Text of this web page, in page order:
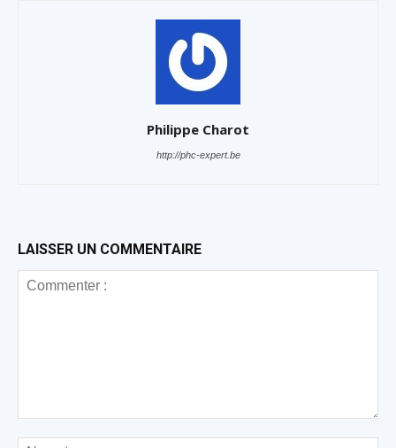
Philippe Charot
http://phc-expert.be
LAISSER UN COMMENTAIRE